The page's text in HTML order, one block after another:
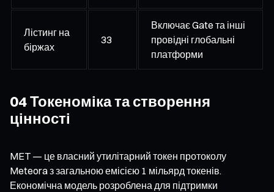
Лістинг на
біржах
33
Включає Gate та інші
провідні глобальні
платформи
04 Токеноміка та створення
цінності
MET — це власний утилітарний токен протоколу
Meteora з загальною емісією 1 мільярд токенів.
Економічна модель розроблена для підтримки